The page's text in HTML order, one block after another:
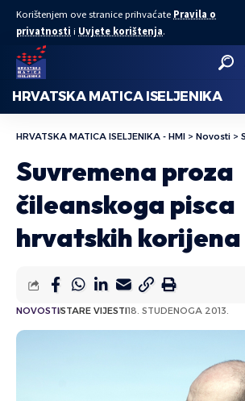
Korištenjem ove stranice prihvaćate Pravila o
privatnosti i Uvjete korištenja.
HRVATSKA MATICA ISELJENIKA
HRVATSKA MATICA ISELJENIKA - HMI > Novosti >
Suvremena proza
čileanskoga pisca
hrvatskih korijena
NOVOSTISTARE VIJESTI18. STUDENOGA 2013.